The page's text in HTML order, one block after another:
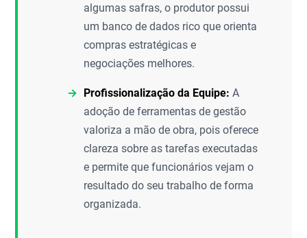
algumas safras, o produtor possui
um banco de dados rico que orienta
compras estratégicas e
negociações melhores.
Profissionalização da Equipe: A
adoção de ferramentas de gestão
valoriza a mão de obra, pois oferece
clareza sobre as tarefas executadas
e permite que funcionários vejam o
resultado do seu trabalho de forma
organizada.